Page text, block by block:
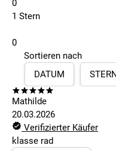
0
1 Stern
0
Sortieren nach
DATUM
Mathilde
20.03.2026
Verifizierter Käufer
klasse rad